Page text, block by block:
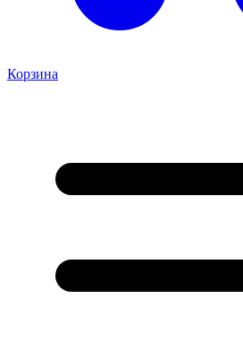
Корзина